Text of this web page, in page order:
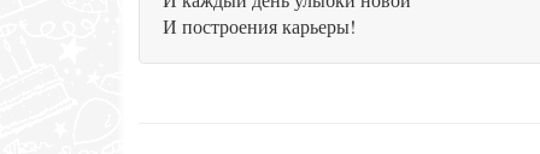
И построения карьеры!